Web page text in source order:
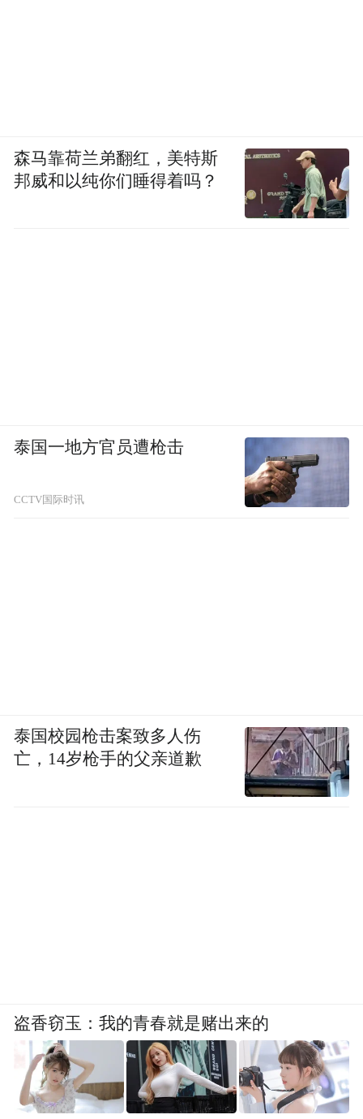
森马靠荷兰弟翻红，美特斯
邦威和以纯你们睡得着吗？
泰国一地方官员遭枪击
CCTV国际时讯
泰国校园枪击案致多人伤
亡，14岁枪手的父亲道歉
盗香窃玉：我的青春就是赌出来的